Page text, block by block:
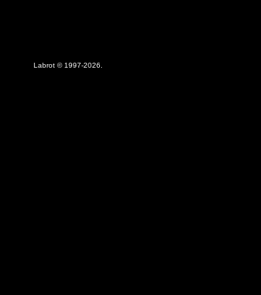
Labrot © 1997-2026.